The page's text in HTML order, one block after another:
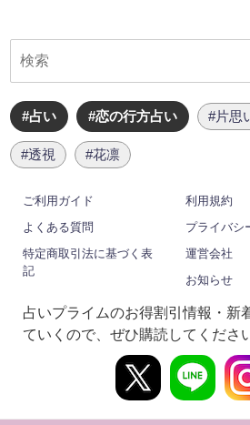
#占い #恋の行方占い #片思
#透視 #花凛
ご利用ガイド
利用規約
よくある質問
プライバシ
特定商取引法に基づく表
記
運営会社
お知らせ
占いプライムのお得割引情報・新
ていくので、ぜひ購読してくださ